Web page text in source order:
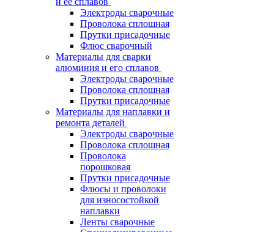
Электроды сварочные
Проволока сплошная
Прутки присадочные
Флюс сварочный
Материалы для сварки
алюминия и его сплавов
Электроды сварочные
Проволока сплошная
Прутки присадочные
Материалы для наплавки и
ремонта деталей
Электроды сварочные
Проволока сплошная
Проволока
порошковая
Прутки присадочные
Флюсы и проволоки
для износостойкой
наплавки
Ленты сварочные